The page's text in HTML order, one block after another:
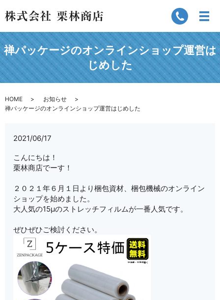
禅パッケージのオンラインショップ運営は
じめした
HOME
お知らせ
禅パッケージのオンラインショップ運営はじめした
2021/06/17
こんにちは！
栗林商店でーす！
２０２１年６月１日より梱包資材、梱包機械のオンライン
ショップを始めました。
大人気の15μのストレッチフィルムが一番人気です。
ぜひぜひご検討ください。